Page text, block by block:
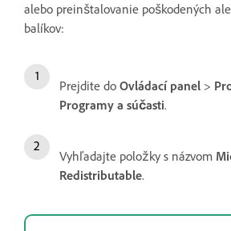
alebo preinštalovanie poškodených
balíkov:
Prejdite do Ovládací panel >
Programy a súčasti.
Vyhľadajte položky s názvom
Redistributable.